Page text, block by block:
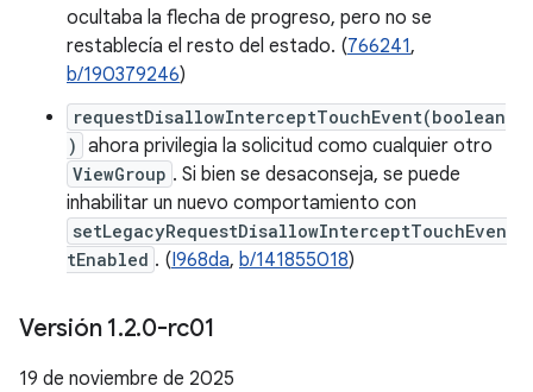
ocultaba la flecha de progreso, pero no se
restablecía el resto del estado. (766241,
b/190379246)
requestDisallowInterceptTouchEvent(boolean
) ahora privilegia la solicitud como cualquier otro
ViewGroup . Si bien se desaconseja, se puede
inhabilitar un nuevo comportamiento con
setLegacyRequestDisallowInterceptTouchEven
tEnabled . (I968da, b/141855018)
Versión 1.2.0-rc01
19 de noviembre de 2025